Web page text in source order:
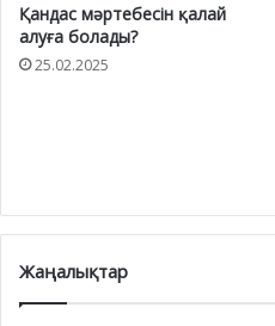
Қандас мәртебесін қалай
алуға болады?
25.02.2025
Жаңалықтар